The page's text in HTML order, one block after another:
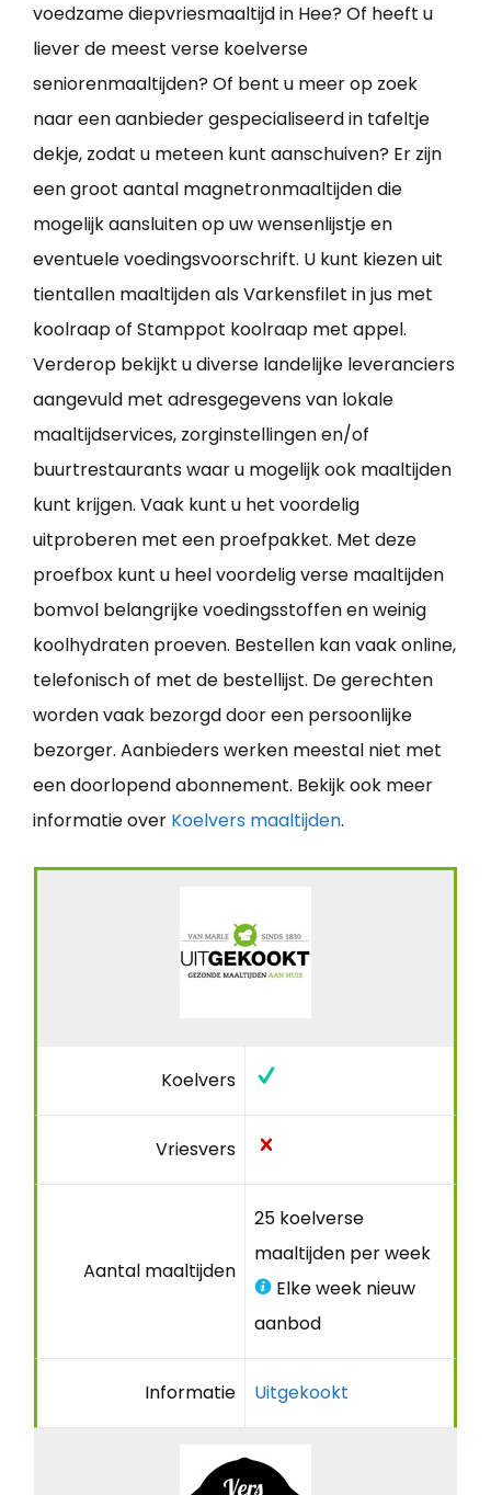
voedzame diepvriesmaaltijd in Hee? Of heeft u
liever de meest verse koelverse
seniorenmaaltijden? Of bent u meer op zoek
naar een aanbieder gespecialiseerd in tafeltje
dekje, zodat u meteen kunt aanschuiven? Er zijn
een groot aantal magnetronmaaltijden die
mogelijk aansluiten op uw wensenlijstje en
eventuele voedingsvoorschrift. U kunt kiezen uit
tientallen maaltijden als Varkensfilet in jus met
koolraap of Stamppot koolraap met appel.
Verderop bekijkt u diverse landelijke leveranciers
aangevuld met adresgegevens van lokale
maaltijdservices, zorginstellingen en/of
buurtrestaurants waar u mogelijk ook maaltijden
kunt krijgen. Vaak kunt u het voordelig
uitproberen met een proefpakket. Met deze
proefbox kunt u heel voordelig verse maaltijden
bomvol belangrijke voedingsstoffen en weinig
koolhydraten proeven. Bestellen kan vaak online,
telefonisch of met de bestellijst. De gerechten
worden vaak bezorgd door een persoonlijke
bezorger. Aanbieders werken meestal niet met
een doorlopend abonnement. Bekijk ook meer
informatie over Koelvers maaltijden.
Koelvers
Vriesvers
Aantal maaltijden
25 koelverse
maaltijden per week
Elke week nieuw
aanbod
Informatie Uitgekookt